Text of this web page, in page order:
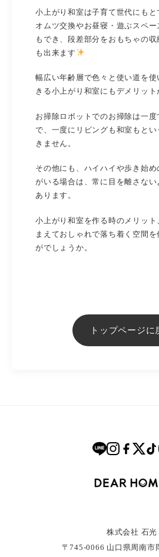
小上がり和室は子育て世代にもと
オムツ交換やお昼寝・遊ぶスペー
もでき、段差部分をおもちゃの収
も出来ます
幅広い年齢層で色々と使い道を
きる小上がり和室にもデメリット
お掃除ロボットでのお掃除は一
で、一度にリビングも和室もと
きません。
その他にも、ハイハイや歩き始
がいる場合は、常に目を離さな
あります。
小上がり和室を作る時のメリッ
まえておしゃれで落ち着く空間
がでしょうか。
トップページに
株式会社 石光
〒745-0066 ⼭⼝県周南市